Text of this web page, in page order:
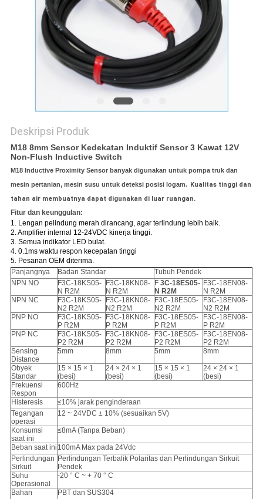
Deskripsi Produk
M18 8mm Sensor Kedekatan Induktif Sensor 3 Kawat 12V
Non-Flush Inductive Switch
M18 Inductive Proximity Sensor banyak digunakan untuk pompa truk dan
mesin pertanian, mesin susu untuk deteksi posisi logam. Kualitas tinggi dan
tahan air membuatnya dapat digunakan di luar ruangan.
Fitur dan keunggulan:
1. Lengan pelindung merah dirancang, agar terlindung lebih baik.
2. Amplifier internal 12-24VDC kinerja tinggi.
3. Semua indikator LED bulat.
4. 0.1ms waktu respon kecepatan tinggi
5. Pesanan OEM diterima.
Panjangnya
Badan Standar
Tubuh Pendek
NPN NO
F3C-18KS05-
N R2M
F3C-18KN08-
N R2M
F 3C-18ES05-
N R2M
F3C-18EN08-
N R2M
NPN NC
F3C-18KS05-
N2 R2M
F3C-18KN08-
N2 R2M
F3C-18ES05-
N2 R2M
F3C-18EN08-
N2 R2M
PNP NO
F3C-18KS05-
P R2M
F3C-18KN08-
P R2M
F3C-18ES05-
P R2M
F3C-18EN08-
P R2M
PNP NC
F3C-18KS05-
P2 R2M
F3C-18KN08-
P2 R2M
F3C-18ES05-
P2 R2M
F3C-18EN08-
P2 R2M
Sensing
Distance
5mm 8mm 5mm 8mm
Obyek
Standar
15 × 15 × 1
(besi)
24 × 24 × 1
(besi)
15 × 15 × 1
(besi)
24 × 24 × 1
(besi)
Frekuensi
Respon
600Hz
Histeresis
≤10% jarak penginderaan
Tegangan
operasi
12 ~ 24VDC ± 10% (sesuaikan 5V)
Konsumsi
saat ini
≤8mA (Tanpa Beban)
Beban saat ini 100mA Max pada 24Vdc
Perlindungan
Sirkuit
Perlindungan Terbalik Polaritas dan Perlindungan Sirkuit
Pendek
Suhu
Operasional
-20 ° C ~ + 70 ° C
Bahan
PBT dan SUS304